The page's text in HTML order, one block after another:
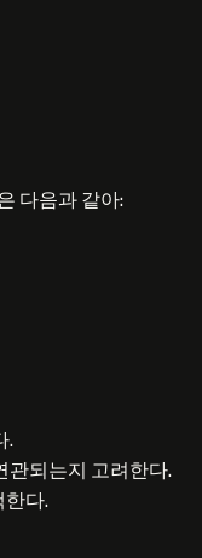
다음과 같아:
.
관되는지 고려한다.
한다.